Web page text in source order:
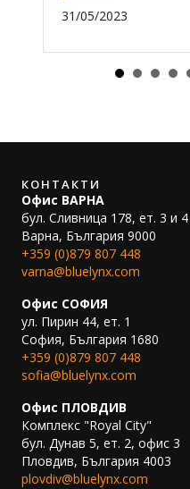
31/05/2023
КОНТАКТИ
Офис ВАРНА
бул. Сливница 178, ет. 3 и 4
Варна, България 9000
+359 (0)879 807 448
varna@bluelynx.com
Офис СОФИЯ
ул. Пирин 44, ет. 1
София, България 1680
+359 (0)879 807 448
sofia@bluelynx.com
Офис ПЛОВДИВ
Комплекс "Royal City"
бул. Дунав 5, ет. 2, офис 3
Пловдив, България 4003
plovdiv@bluelynx.com